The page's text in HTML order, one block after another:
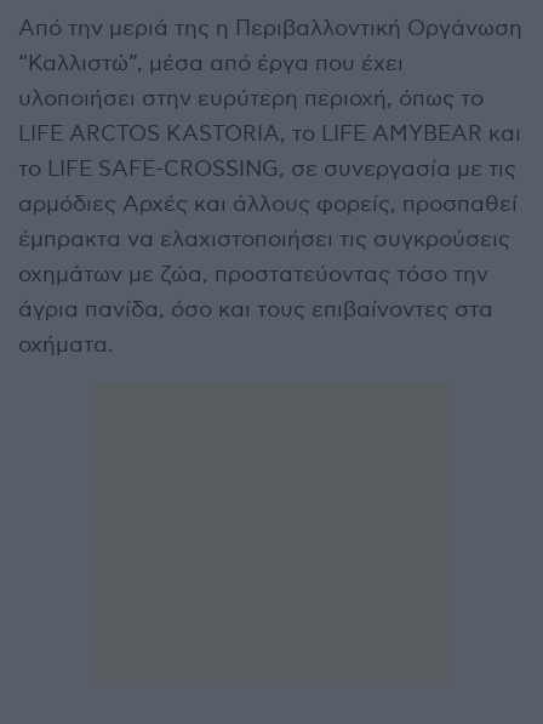
Από την μεριά της η Περιβαλλοντική Οργάνωση
“Καλλιστώ”, μέσα από έργα που έχει
υλοποιήσει στην ευρύτερη περιοχή, όπως το
LIFE ARCTOS KASTORIA, το LIFE AMYBEAR και
το LIFE SAFE-CROSSING, σε συνεργασία με τις
αρμόδιες Αρχές και άλλους φορείς, προσπαθεί
έμπρακτα να ελαχιστοποιήσει τις συγκρούσεις
οχημάτων με ζώα, προστατεύοντας τόσο την
άγρια πανίδα, όσο και τους επιβαίνοντες στα
οχήματα.